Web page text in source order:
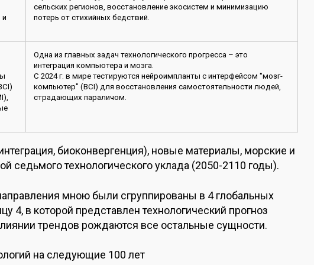
сельских регионов, восстановление экосистем и минимизацию
потерь от стихийных бедствий.
Одна из главных задач технологического прогресса – это
интеграция компьютера и мозга.
С 2024 г. в мире тестируются нейроимпланты с интерфейсом "мозг-
компьютер" (BCI) для восстановления самостоятельности людей,
страдающих параличом.
биоконвергенция), новые материалы, морские и
седьмого технологического уклада (2050-2110 годы).
мною были сгруппированы в 4 глобальных
4, в которой представлен технологический прогноз
трендов рождаются все остальные сущности.
на следующие 100 лет